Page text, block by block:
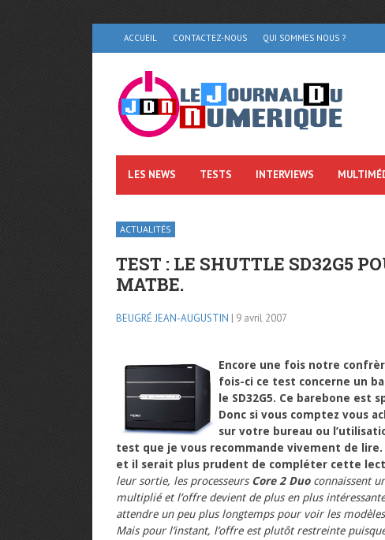
ACCUEIL CONTACTEZ-NOUS QUI SOMMES NOUS ?
LES NEWS TESTS INTERVIEWS
ACTUALITÉS
TEST : LE SHUTTLE SD32G5
MATBE.
BEUGRÉ JEAN-AUGUSTIN | 9 avril 2007
Encore une fois notre
fois-ci ce test concerne un
le SD32G5. Ce barebone est
Donc si vous comptez vous
sur votre bureau ou
test que je vous recommande vivement de
et il serait plus prudent de compléter cette
leur sortie, les processeurs Core 2 Duoconnaissent
multiplié et l’offre devient de plus en plus
attendre un peu plus longtemps pour voir les
Mais pour l’instant, l’offre est plutôt restreinte